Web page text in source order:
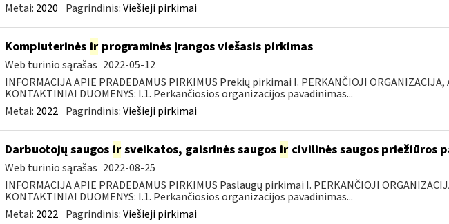
Metai: 2020 Pagrindinis:Viešieji pirkimai
Kompiuterinės irprograminės įrangos viešasis pirkimas
Web turinio sąrašas 2022-05-12
INFORMACIJA APIE PRADEDAMUS PIRKIMUS Prekių pirkimai I. PERKANČIOJI ORGANIZACIJA,
KONTAKTINIAI DUOMENYS: I.1. Perkančiosios organizacijos pavadinimas...
Metai: 2022 Pagrindinis:Viešieji pirkimai
Darbuotojų saugos irsveikatos, gaisrinės saugos ircivilinės saugos priežiūros
Web turinio sąrašas 2022-08-25
INFORMACIJA APIE PRADEDAMUS PIRKIMUS Paslaugų pirkimai I. PERKANČIOJI
KONTAKTINIAI DUOMENYS: I.1. Perkančiosios organizacijos pavadinimas...
Metai: 2022 Pagrindinis:Viešieji pirkimai